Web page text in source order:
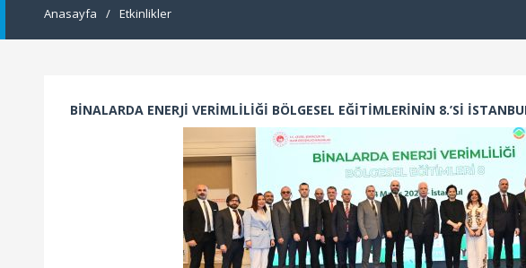
Anasayfa / Etkinlikler
BİNALARDA ENERJİ VERİMLİLİĞİ BÖLGESEL EĞİTİMLERİNİN 8.’Sİ